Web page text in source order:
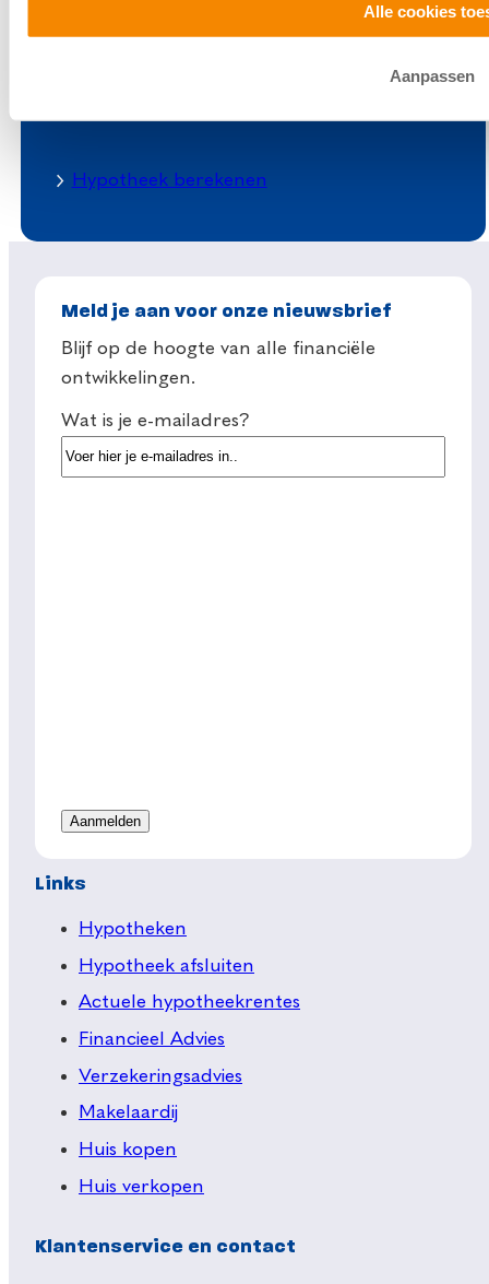
Alle cookies
Aanpassen
Financieel advies
Hypotheek berekenen
Meld je aan voor onze nieuwsbrief
Blijf op de hoogte van alle financiële
ontwikkelingen.
Wat is je e-mailadres?
Links
Hypotheken
Hypotheek afsluiten
Actuele hypotheekrentes
Financieel Advies
Verzekeringsadvies
Makelaardij
Huis kopen
Huis verkopen
Klantenservice en contact